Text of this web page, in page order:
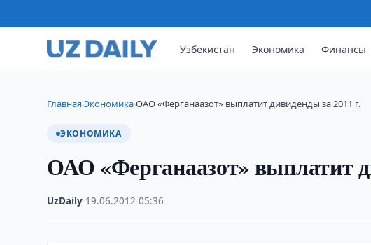
Узбекистан Экономика Финансы
Главная›Экономика›ОАО «Ферганаазот» выплатит дивиденды за 2011 г.
ЭКОНОМИКА
ОАО «Ферганаазот» выплатит
UzDaily 19.06.2012 ·05:36